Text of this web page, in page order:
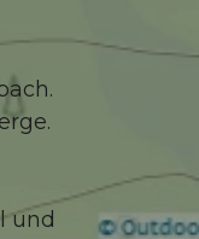
und